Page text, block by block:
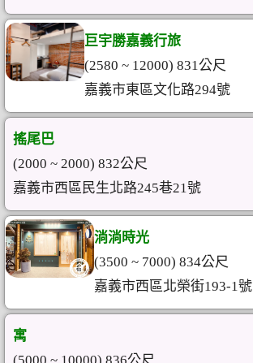
巨宇勝嘉義行旅
(2580 ~ 12000) 831公尺
嘉義市東區文化路294號
搖尾巴
(2000 ~ 2000) 832公尺
嘉義市西區民生北路245巷21號
淌淌時光
(3500 ~ 7000) 834公尺
嘉義市西區北榮街193-1號
寓